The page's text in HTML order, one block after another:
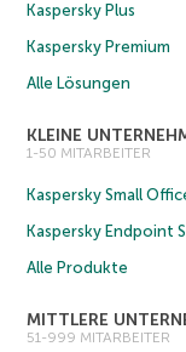
Kaspersky Plus
Kaspersky Premium
Alle Lösungen
KLEINE
1-50 MITARBEITER
Kaspersky Small
Kaspersky Endpoint
Alle Produkte
MITTLERE
51-999 MITARBEITER